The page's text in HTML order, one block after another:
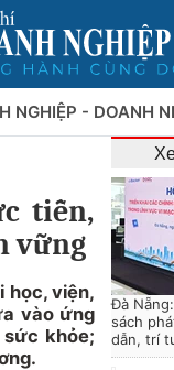
NGHIỆP - DOANH
tiễn,
vững
học, viện,
vào ứng
khỏe;
Đà
sách
dẫn, trí